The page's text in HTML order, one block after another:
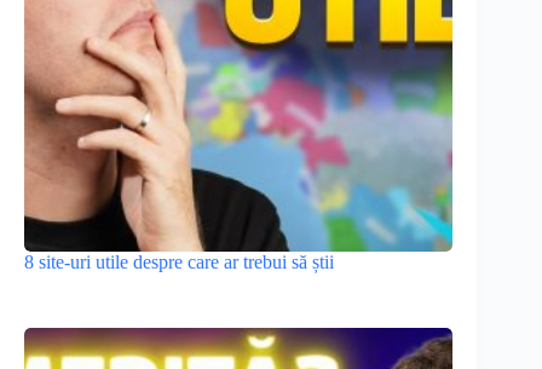
8 site-uri utile despre care ar trebui să știi